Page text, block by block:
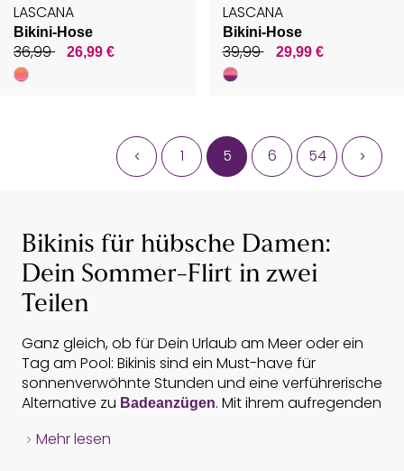
LASCANA
Bikini-Hose
36,99 26,99 €
LASCANA
Bikini-Hose
39,99 29,99 €
1 5 6 54
Bikinis für hübsche Damen:
Dein Sommer-Flirt in zwei
Teilen
Ganz gleich, ob für Dein Urlaub am Meer oder ein
Tag am Pool: Bikinis sind ein Must-have für
sonnenverwöhnte Stunden und eine verführerische
Alternative zu Badeanzügen. Mit ihrem aufregenden
Silhouette toll in Szene zu setzen. Auch in dieser
Mehr lesen